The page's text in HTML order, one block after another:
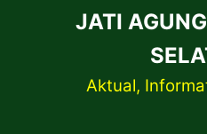
JATI
Aktual,